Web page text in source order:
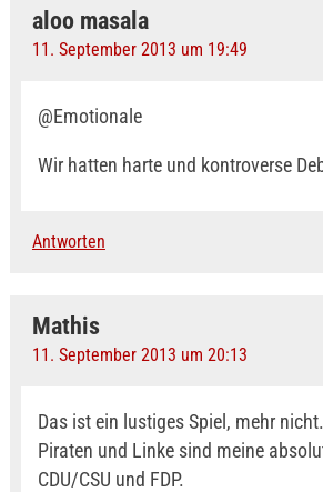
aloo masala
11. September 2013 um 19:49
@Emotionale
Wir hatten harte und kontroverse
Antworten
Mathis
11. September 2013 um 20:13
Das ist ein lustiges Spiel, mehr nicht.
Piraten und Linke sind meine
CDU/CSU und FDP.